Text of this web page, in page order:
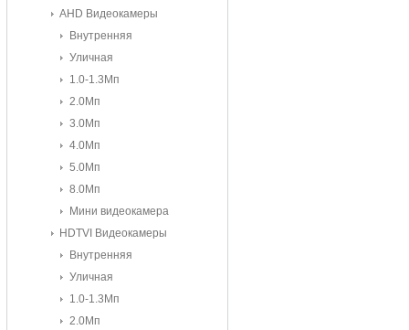
AHD Видеокамеры
Внутренняя
Уличная
1.0-1.3Мп
2.0Мп
3.0Мп
4.0Мп
5.0Мп
8.0Мп
Мини видеокамера
HDTVI Видеокамеры
Внутренняя
Уличная
1.0-1.3Мп
2.0Мп